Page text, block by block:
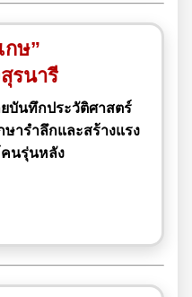
กษ”
รนารี
บันทึกประวัติศาสตร์
ษารำลึกและสร้างแรง
คนรุ่นหลัง